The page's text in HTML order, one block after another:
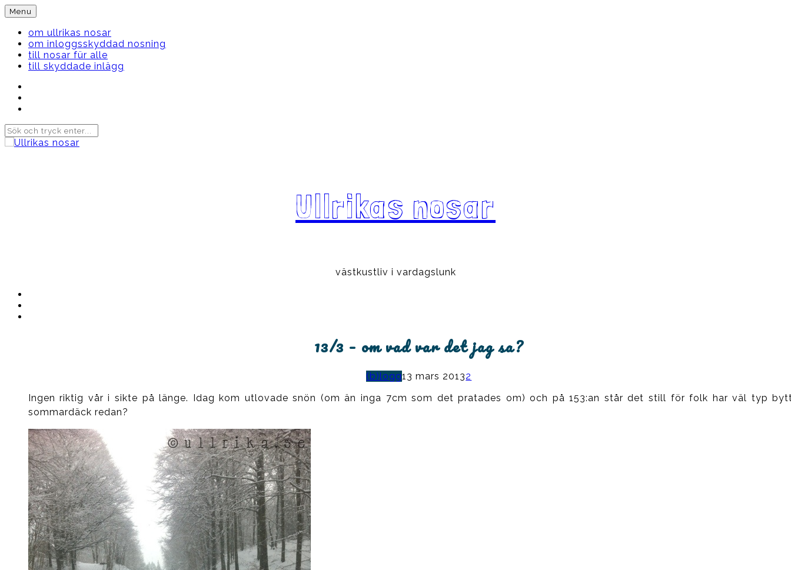
Skip
to
content
Menu
om ullrikas nosar
om inloggsskyddad nosning
till nosar für alle
till skyddade inlägg
Ullrikas nosar
västkustliv i vardagslunk
13/3 – om vad var det jag sa?
(b)logg13 mars 20132
Ingen riktig vår i sikte på länge. Idag kom utlovade snön (om än inga 7cm som det pratades om) och på 153:an står det still för folk har väl typ
sommardäck redan?